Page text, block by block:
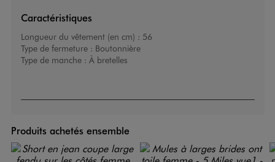
Caractéristiques
Longueur du vêtement (en cm) : 56
Type de fermeture : Boutonnière
Type de manche : À bretelles
Produits achetés ensemble